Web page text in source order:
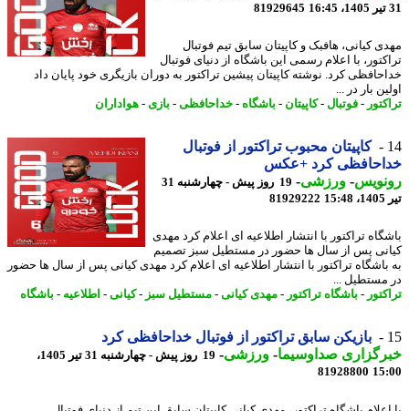
81929645
کیانی، هافبک و کاپیتان سابق تیم فوتبال
با اعلام رسمی این باشگاه از دنیای فوتبال
کرد. نوشته کاپیتان پیشین تراکتور به دوران بازیگری خود پایان داد
بار در ...
-فوتبال-کاپیتان-باشگاه-خداحافظی-بازی - هواداران
کاپیتان محبوب تراکتور از فوتبال
کرد +عکس
-ورزشی-
19 روز پیش - چهارشنبه 31
81929222
تراکتور با انتشار اطلاعیه ای اعلام کرد مهدی
پس از سال ها حضور در مستطیل سبز تصمیم
تراکتور با انتشار اطلاعیه ای اعلام کرد مهدی کیانی پس از سال ها حضور
...
-باشگاه تراکتور -مهدی کیانی-مستطیل سبز -کیانی-اطلاعیه-باشگاه
بازیکن سابق تراکتور از فوتبال خداحافظی کرد
صداوسیما-ورزشی-
19 روز پیش - چهارشنبه 31 تیر 1405،
81928800